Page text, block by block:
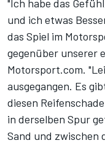
"Ich habe das
und ich etwas
das Spiel im
gegenüber unserer
Motorsport.com.
ausgegangen. Es
diesen
in derselben Spur
Sand und zwischen